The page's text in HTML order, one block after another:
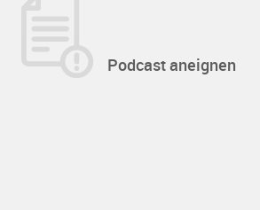
Podcast aneignen